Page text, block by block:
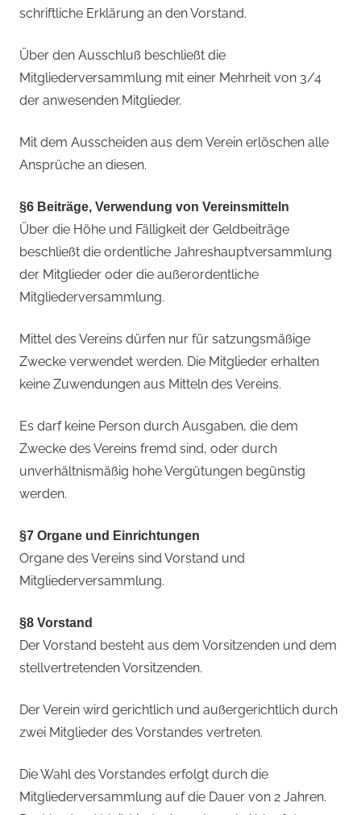
schriftliche Erklärung an den Vorstand.
Über den Ausschluß beschließt die
Mitgliederversammlung mit einer Mehrheit von 3/4
der anwesenden Mitglieder.
Mit dem Ausscheiden aus dem Verein erlöschen alle
Ansprüche an diesen.
§6 Beiträge, Verwendung von Vereinsmitteln
Über die Höhe und Fälligkeit der Geldbeiträge
beschließt die ordentliche Jahreshauptversammlung
der Mitglieder oder die außerordentliche
Mitgliederversammlung.
Mittel des Vereins dürfen nur für satzungsmäßige
Zwecke verwendet werden. Die Mitglieder erhalten
keine Zuwendungen aus Mitteln des Vereins.
Es darf keine Person durch Ausgaben, die dem
Zwecke des Vereins fremd sind, oder durch
unverhältnismäßig hohe Vergütungen begünstig
werden.
§7 Organe und Einrichtungen
Organe des Vereins sind Vorstand und
Mitgliederversammlung.
§8 Vorstand
Der Vorstand besteht aus dem Vorsitzenden und dem
stellvertretenden Vorsitzenden.
Der Verein wird gerichtlich und außergerichtlich durch
zwei Mitglieder des Vorstandes vertreten.
Die Wahl des Vorstandes erfolgt durch die
Mitgliederversammlung auf die Dauer von 2 Jahren.